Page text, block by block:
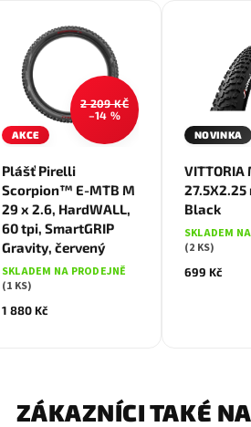
AKCE
2 209 KČ
–14 %
Plášť Pirelli
Scorpion™ E-MTB M
29 x 2.6, HardWALL,
60 tpi, SmartGRIP
Gravity, červený
SKLADEM NA PRODEJNĚ
(1 KS)
1 880 Kč
NOVINKA
VITTORIA
Black
SKLADEM
(2 KS)
699 Kč
ZÁKAZNÍCI TAKÉ